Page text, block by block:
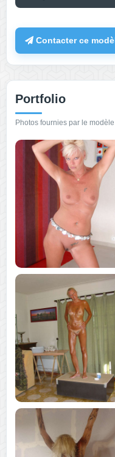
Contacter ce
Portfolio
Photos fournies par le